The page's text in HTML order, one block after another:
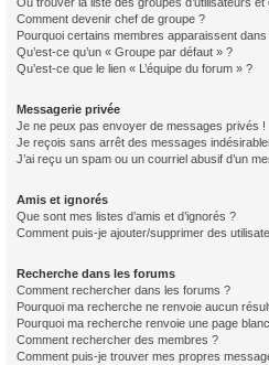
Comment devenir chef de groupe ?
Pourquoi certains membres apparaissent
Qu’est-ce qu’un « Groupe par défaut » ?
Qu’est-ce que le lien « L’équipe du forum » ?
Messagerie privée
Je ne peux pas envoyer de messages privés !
Je reçois sans arrêt des messages
J’ai reçu un spam ou un courriel abusif d’un
Amis et ignorés
Que sont mes listes d’amis et d’ignorés ?
Comment puis-je ajouter/supprimer des
Recherche dans les forums
Comment rechercher dans les forums ?
Pourquoi ma recherche ne renvoie aucun
Pourquoi ma recherche renvoie une page
Comment rechercher des membres ?
Comment puis-je trouver mes propres